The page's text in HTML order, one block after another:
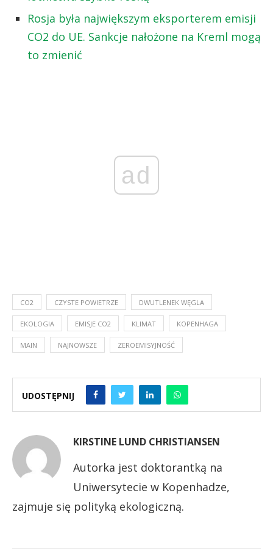
Rosja była największym eksporterem emisji
CO2 do UE. Sankcje nałożone na Kreml mogą
to zmienić
ad
CO2 CZYSTE POWIETRZE DWUTLENEK WĘGLA
EKOLOGIA EMISJE CO2 KLIMAT KOPENHAGA
MAIN NAJNOWSZE ZEROEMISYJNOŚĆ
UDOSTĘPNIJ
KIRSTINE LUND CHRISTIANSEN
Autorka jest doktorantką na
Uniwersytecie w Kopenhadze,
zajmuje się polityką ekologiczną.